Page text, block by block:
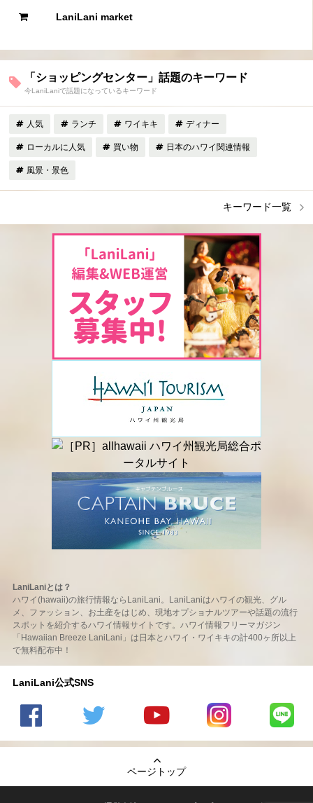
LaniLani market
「ショッピングセンター」話題のキーワード
今LaniLaniで話題になっているキーワード
人気 ランチ ワイキキ ディナー
ローカルに人気 買い物 日本のハワイ関連情報
風景・景色
キーワード一覧
LaniLaniとは？
ハワイ(hawaii)の旅行情報ならLaniLani。LaniLaniはハワイの観光、グル
メ、ファッション、お土産をはじめ、現地オプショナルツアーや話題の流行
スポットを紹介するハワイ情報サイトです。ハワイ情報フリーマガジン
「Hawaiian Breeze LaniLani」は日本とハワイ・ワイキキの計400ヶ所以上
で無料配布中！
LaniLani公式SNS
の
のtwitter
の
Youtube
チャンネ
LaniLani
LaniLani
ページトップ